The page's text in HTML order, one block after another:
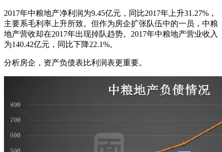
2017年中粮地产净利润为9.45亿元，同比2017年上升31.27%，
主要系毛利率上升所致。但作为房企扩张队伍中的一员，中粮
地产营收却在2017年出现掉队趋势。2017年中粮地产营业收入
为140.42亿元，同比下降22.1%。
分析房企，资产负债表比利润表更重要。